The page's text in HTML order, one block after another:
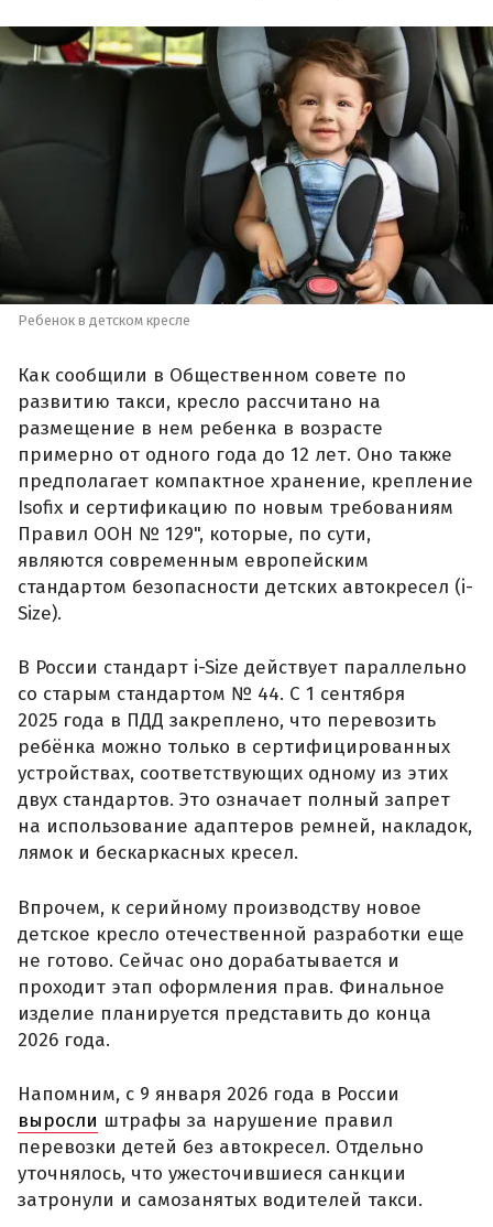
Ребенок в детском кресле
Как сообщили в Общественном совете по
развитию такси, кресло рассчитано на
размещение в нем ребенка в возрасте
примерно от одного года до 12 лет. Оно также
предполагает компактное хранение, крепление
Isofix и сертификацию по новым требованиям
Правил ООН № 129", которые, по сути,
являются современным европейским
стандартом безопасности детских автокресел (i-
Size).
В России стандарт i-Size действует параллельно
со старым стандартом № 44. С 1 сентября
2025 года в ПДД закреплено, что перевозить
ребёнка можно только в сертифицированных
устройствах, соответствующих одному из этих
двух стандартов. Это означает полный запрет
на использование адаптеров ремней, накладок,
лямок и бескаркасных кресел.
Впрочем, к серийному производству новое
детское кресло отечественной разработки еще
не готово. Сейчас оно дорабатывается и
проходит этап оформления прав. Финальное
изделие планируется представить до конца
2026 года.
Напомним, с 9 января 2026 года в России
выросли штрафы за нарушение правил
перевозки детей без автокресел. Отдельно
уточнялось, что ужесточившиеся санкции
затронули и самозанятых водителей такси.